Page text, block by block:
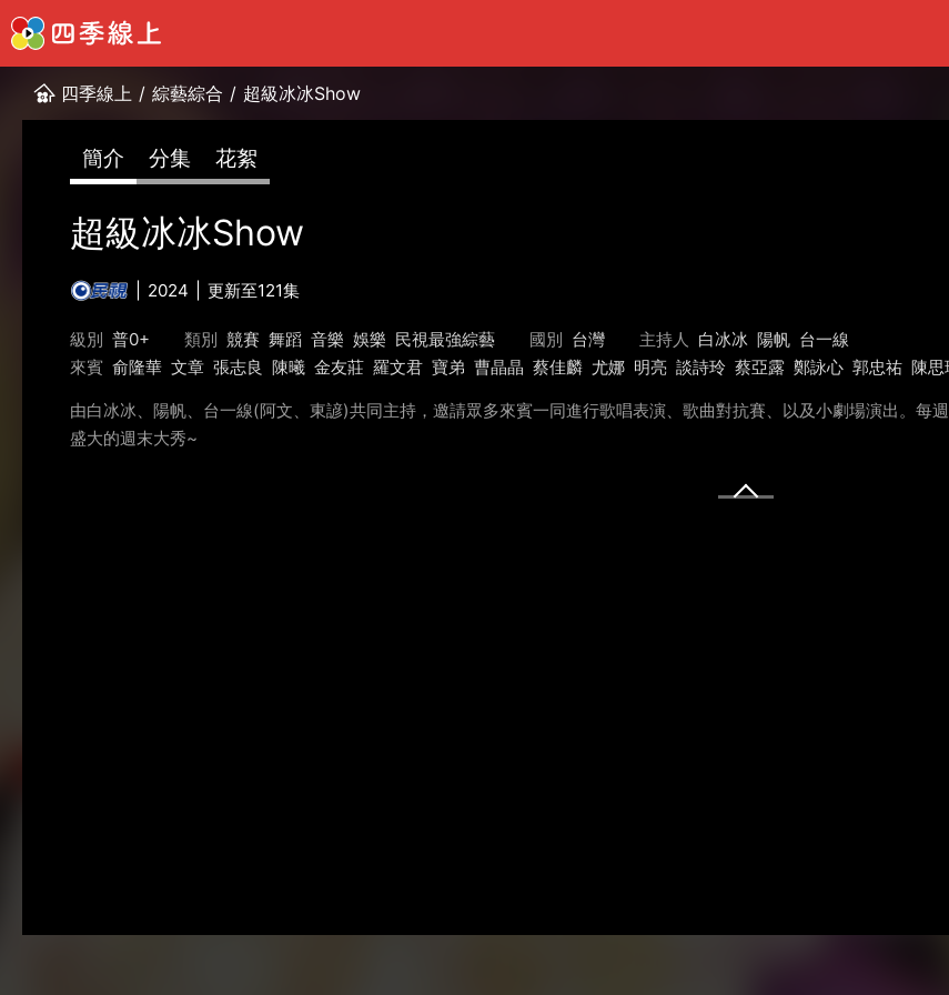
四季線上 / 綜藝綜合 / 超級冰冰Show
簡介 分集 花絮
超級冰冰Show
2024 更新至121集
級別 普0+ 類別 競賽 舞蹈 音樂 娛樂 民視最強綜藝 國別 台灣 主持人 白冰冰 陽帆 台一線
來賓 俞隆華 文章 張志良 陳曦 金友莊 羅文君 寶弟 曹晶晶 蔡佳麟 尤娜 明亮 談詩玲 蔡亞露 鄭詠心 郭忠祐 陳思
由白冰冰、陽帆、台一線(阿文、東諺)共同主持，邀請眾多來賓一同進行歌唱表演、歌曲對抗賽、以及小劇場演出。每
盛大的週末大秀~